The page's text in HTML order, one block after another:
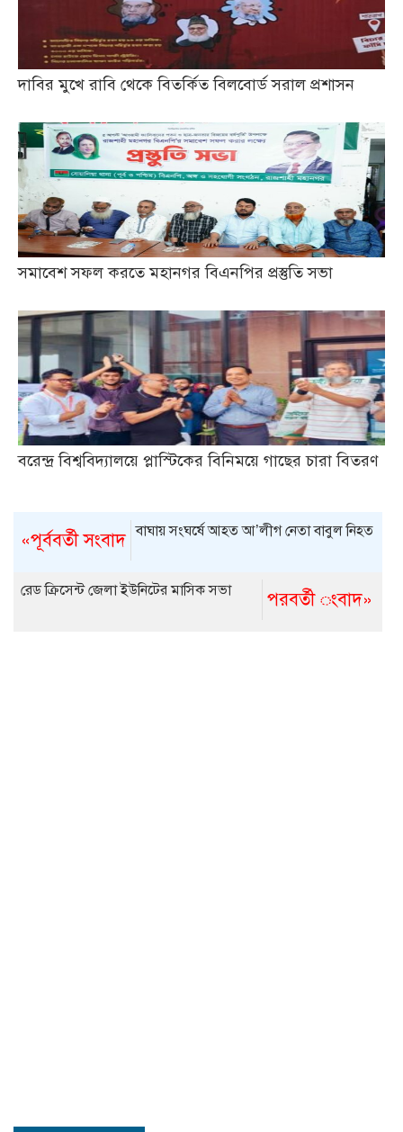
দাবির মুখে রাবি থেকে বিতর্কিত বিলবোর্ড সরাল প্রশাসন
সমাবেশ সফল করতে মহানগর বিএনপির প্রস্তুতি সভা
বরেন্দ্র বিশ্ববিদ্যালয়ে প্লাস্টিকের বিনিময়ে গাছের চারা বিতরণ
«পূর্ববর্তী সংবাদ বাঘায় সংঘর্ষে আহত আ’লীগ নেতা বাবুল নিহত
পরবর্তী ংবাদ»
রেড ক্রিসেন্ট জেলা ইউনিটের মাসিক সভা